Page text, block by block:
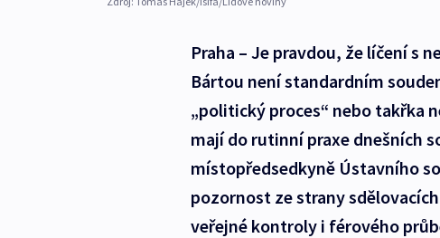
Praha – Je pravdou, že líčení s
Bártou není standardním
„politický proces“ nebo takřka
mají do rutinní praxe dnešních
místopředsedkyně Ústavního
pozornost ze strany
veřejné kontroly i férového